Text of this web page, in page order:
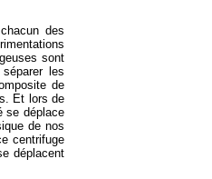
des
sont
les
de
Et lors de
se déplace
de nos
centrifuge
déplacent